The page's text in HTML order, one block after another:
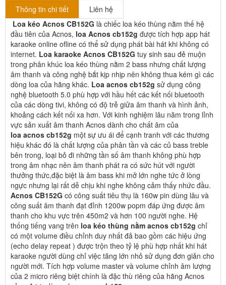
Thông tin chi tiết
Liên hệ
Loa kéo Acnos CB152G là chiếc loa kéo thùng nằm thế hệ
đầu tiên của Acnos, loa Acnos cb152g được tích hợp app hát
karaoke online ofline có thể sử dụng phát bài hát khi không có
internet. Loa karaoke Acnos CB152G tuy sinh sau đẻ muộn
trong phân khúc loa kéo thùng nằm 2 bass nhưng chất lượng
âm thanh và công nghệ bắt kịp nhịp nên không thua kém gì các
dòng loa của hãng khác. Loa acnos cb152g sử dụng công
nghệ bluetooth 5.0 phù hợp với hầu hết các kết nối bluetooth
của các dòng tivi, không có độ trễ giửa âm thanh và hình ảnh,
khoảng cách kết nối xa hơn. Với kinh nghiệm lâu năm trong lỉnh
vực sản xuất âm thanh Acnos dành cho chất âm của
loa acnos cb152g một sự ưu ái để cạnh tranh với các thương
hiệu khác đó là chất lượng của phân tần và các củ bass treble
bên trong, loại bỏ đi những tần số âm thanh không phù hợp
trong âm nhạc nên âm thanh phát ra có sức hút với người
thưởng thức,đặc biệt là âm bass khi mở lớn nghe tức ở lòng
ngực nhưng lại rất dễ chịu khi nghe không cảm thấy nhức đầu.
Acnos CB152G có công suất tiêu thụ là 160w pin dùng lâu và
công suất âm thanh đạt đỉnh 1200w popm đáp ứng được âm
thanh cho khu vực trên 450m2 và hơn 100 người nghe. Hệ
thống tiếng vang trên loa kéo thùng nằm acnos cb152g chỉ
có một volume điều chỉnh duy nhất đả bao gồm các hiệu ứng
(echo delay repeat ) được trộn theo tỷ lệ phù hợp nhất khi hát
karaoke người dùng chỉ việc tăng lớn nhỏ sử dụng đơn giản cho
người mới. Tích hợp volume master và volume chỉnh âm lượng
của 2 micro riêng biệt chính là đặc thù riêng của hãng Acnos